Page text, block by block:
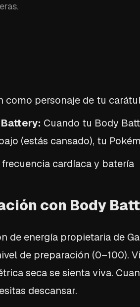
como personaje de tu
Cuando tu Body
(estás cansado), tu
cardíaca y batería
con Body
de energía propietaria de
de preparación (0–100).
seca se sienta viva.
descansar.